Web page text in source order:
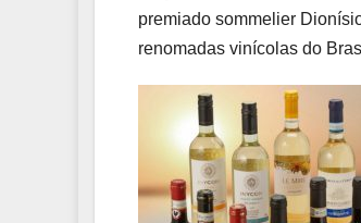
premiado sommelier
renomadas vinícolas do